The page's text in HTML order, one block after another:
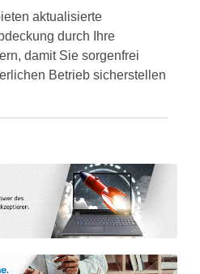
aktualisierte
durch Ihre
damit Sie sorgenfrei
Betrieb sicherstellen